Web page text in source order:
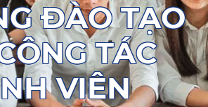
ĐÀO TẠO
TÁC
VIÊN